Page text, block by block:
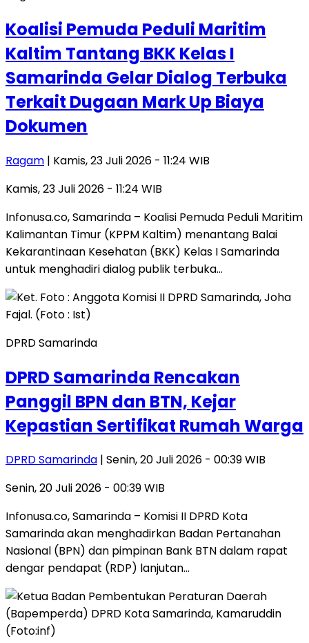
Koalisi Pemuda Peduli Maritim
Kaltim Tantang BKK Kelas I
Samarinda Gelar Dialog Terbuka
Terkait Dugaan Mark Up Biaya
Dokumen
Ragam | Kamis, 23 Juli 2026 - 11:24 WIB
Kamis, 23 Juli 2026 - 11:24 WIB
Infonusa.co, Samarinda – Koalisi Pemuda Peduli Maritim
Kalimantan Timur (KPPM Kaltim) menantang Balai
Kekarantinaan Kesehatan (BKK) Kelas I Samarinda
untuk menghadiri dialog publik terbuka…
DPRD Samarinda
DPRD Samarinda Rencakan
Panggil BPN dan BTN, Kejar
Kepastian Sertifikat Rumah Warga
DPRD Samarinda | Senin, 20 Juli 2026 - 00:39 WIB
Senin, 20 Juli 2026 - 00:39 WIB
Infonusa.co, Samarinda – Komisi II DPRD Kota
Samarinda akan menghadirkan Badan Pertanahan
Nasional (BPN) dan pimpinan Bank BTN dalam rapat
dengar pendapat (RDP) lanjutan…